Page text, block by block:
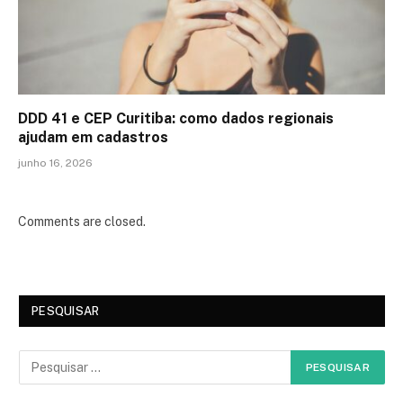
DDD 41 e CEP Curitiba: como dados regionais
ajudam em cadastros
junho 16, 2026
Comments are closed.
PESQUISAR